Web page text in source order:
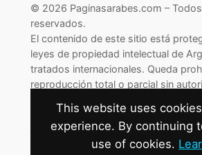
© 2026 Paginasarabes.com –
reservados.
El contenido de este sitio está
leyes de propiedad intelectual de
tratados internacionales. Queda
reproducción total o parcial sin
This website uses
experience. By continuing
use of cookies.
Cambiar preferencias de